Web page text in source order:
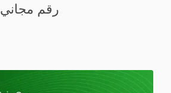
رقم مجاني 800 726 25